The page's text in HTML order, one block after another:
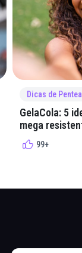
Dicas de
GelaCola: 5
mega
99+